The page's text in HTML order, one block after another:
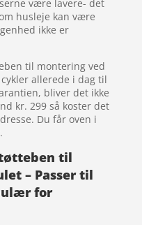
være lavere- det
husleje kan være
ikke er
til montering ved
allerede i dag til
bliver det ikke
kr. 299 så koster det
Du får oven i
til
– Passer til
for